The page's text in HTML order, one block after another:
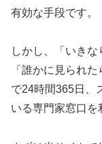
有効な手段です。
しかし、「いきな
「誰かに見られ
で24時間365日、
いる専門家窓口を